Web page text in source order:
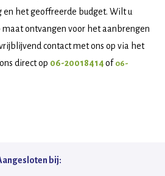
het geoffreerde budget. Wilt u
ontvangen voor het aanbrengen
contact met ons op via het
direct op 06-20018414of 06-
bij: